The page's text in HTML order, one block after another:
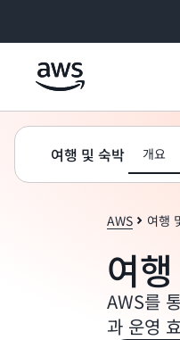
여행 및 숙박 개요
AWS 여행
여
AWS를
과 운영